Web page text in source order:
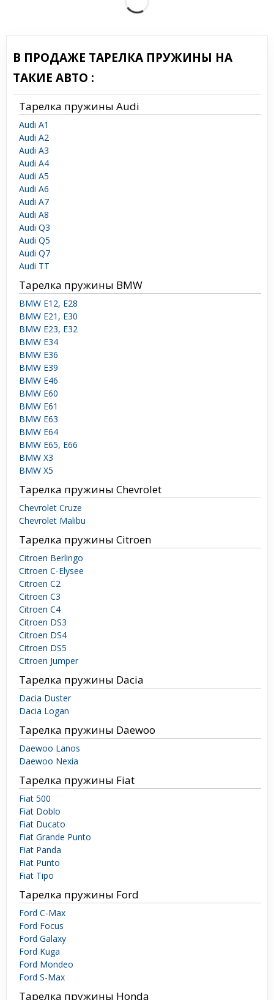
В ПРОДАЖЕ ТАРЕЛКА ПРУЖИНЫ НА
ТАКИЕ АВТО :
Тарелка пружины Audi
Audi A1
Audi A2
Audi A3
Audi A4
Audi A5
Audi A6
Audi A7
Audi A8
Audi Q3
Audi Q5
Audi Q7
Audi TT
Тарелка пружины BMW
BMW E12, E28
BMW E21, E30
BMW E23, E32
BMW E34
BMW E36
BMW E39
BMW E46
BMW E60
BMW E61
BMW E63
BMW E64
BMW E65, E66
BMW X3
BMW X5
Тарелка пружины Chevrolet
Chevrolet Cruze
Chevrolet Malibu
Тарелка пружины Citroen
Citroen Berlingo
Citroen C-Elysee
Citroen C2
Citroen C3
Citroen C4
Citroen DS3
Citroen DS4
Citroen DS5
Citroen Jumper
Тарелка пружины Dacia
Dacia Duster
Dacia Logan
Тарелка пружины Daewoo
Daewoo Lanos
Daewoo Nexia
Тарелка пружины Fiat
Fiat 500
Fiat Doblo
Fiat Ducato
Fiat Grande Punto
Fiat Panda
Fiat Punto
Fiat Tipo
Тарелка пружины Ford
Ford C-Max
Ford Focus
Ford Galaxy
Ford Kuga
Ford Mondeo
Ford S-Max
Тарелка пружины Honda